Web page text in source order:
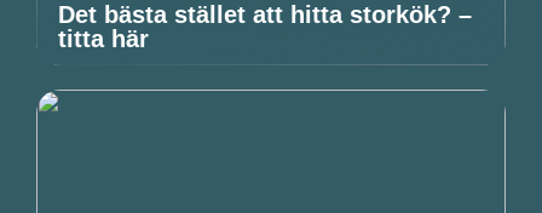
Det bästa stället att hitta storkök? –
titta här